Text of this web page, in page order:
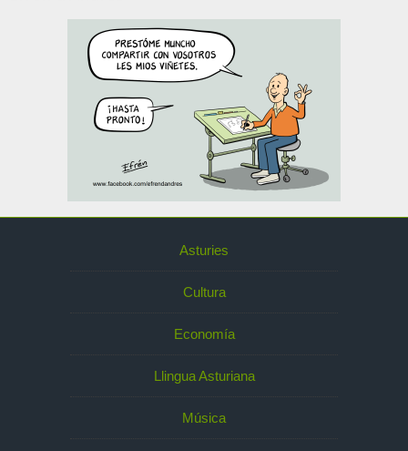
Asturies
Cultura
Economía
Llingua Asturiana
Música